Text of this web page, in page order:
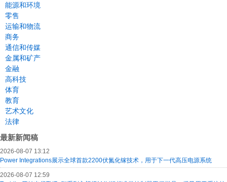
能源和环境
零售
运输和物流
商务
通信和传媒
金属和矿产
金融
高科技
体育
教育
艺术文化
法律
最新新闻稿
2026-08-07 13:12
Power Integrations展示全球首款2200伏氮化镓技术，用于下一代高压电源系统
2026-08-07 12:59